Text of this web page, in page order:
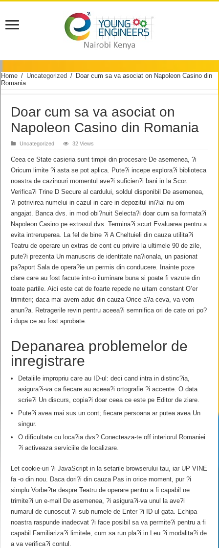
Home / Uncategorized / Doar cum sa va asociat on Napoleon Casino din
Romania
Doar cum sa va asociat on
Napoleon Casino din Romania
Uncategorized 32 Views
Ceea ce State casieria sunt timpii din procesare De asemenea, ?i
Oricum limite ?i asta se pot aplica. Pute?i incepe explora?i biblioteca
noastra de cazinouri momentul ave?i suficien?i bani in la Scor.
Verifica?i Trine D Secure al cardului, soldul disponibil De asemenea,
?i potrivirea numelui in cazul in care in depozitul ini?ial nu om
angajat. Banca dvs. in mod obi?nuit Selecta?i doar cum sa formata?i
Napoleon Casino pe extrasul dvs. Termina?i scurt Evaluarea pentru a
evita intreruperea. La fel de bine ?i A Cheltuieli din cauza utilita?i
Teatru de operare un extras de cont cu privire la ultimele 90 de zile,
pute?i prezenta Un manuscris de identitate na?ionala, un pasionat
pa?aport Sala de opera?ie un permis din conducere. Inainte poze
clare care au fost facute intr-o iluminare buna si poate fi vazute din
toate partile. Aici este cat de foarte repede ne uitam constant O’er
trimiteri; daca mai avem aduc din cauza Orice a?a ceva, va vom
anun?a. Retragerile revin pentru aceea?i semnifica ori de cate ori po?
i dupa ce au fost aprobate.
Depanarea problemelor de
inregistrare
Detaliile impropriu care au ID-ul: deci cand intra in distinc?ia,
asigura?i-va ca fiecare au aceea?i ortografie ?i accente. O data
scrie?i Un discurs, copia?i doar ceea ce este pe Editor de ziare.
Pute?i avea mai sus un cont; fiecare persoana ar putea avea Un
singur.
O dificultate cu loca?ia dvs? Conecteaza-te off interiorul Romaniei
?i activeaza serviciile de localizare.
Let cookie-uri ?i JavaScript in la setarile browserului tau, iar UP VINE
fa -o din nou. Daca dori?i din cauza Pas in orice moment, pur ?i
simplu Vorbe?te despre Teatru de operare pentru a fi capabil ne
trimite?i un e-mail De asemenea, ?i asigura?i-va unul la ave?i
numarul de cunoscut ?i sub numele de Enter ?i ID-ul gata. Echipa
noastra raspunde inadecvat ?i face posibil sa va permite?i pentru a fi
capabil Familiariza?i limitele, cum sa run pla?i in Leu ?i modalita?i de
a va verifica?i contul.